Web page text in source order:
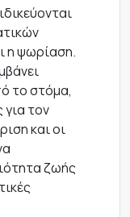
η ψωρίαση.
το στόμα,
τον
και οι
ζωής